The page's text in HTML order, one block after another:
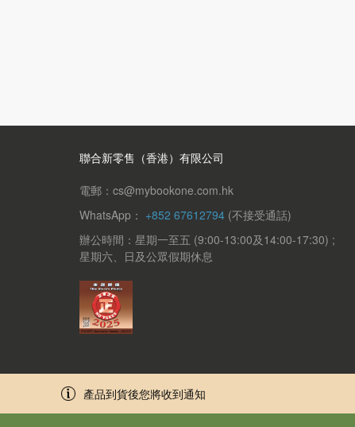
產品到貨後您將收到通知
聯合新零售（香港）有限公司
電郵：cs@mybookone.com.hk
WhatsApp： +852 67612794 (不接受通話)
辦公時間：星期一至五 (9:00-13:00及14:00-17:30) ;
星期六、日及公眾假期休息